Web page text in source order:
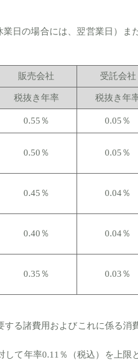
日の場合には、翌営業日）また
販売会社 受託会社
税抜き年率 税抜き年
0.55％ 0.05％
0.50％ 0.05％
0.45％ 0.04％
0.40％ 0.04％
0.35％ 0.03％
る諸費用およびこれに係る消
て年率0.11％（税込）を上限